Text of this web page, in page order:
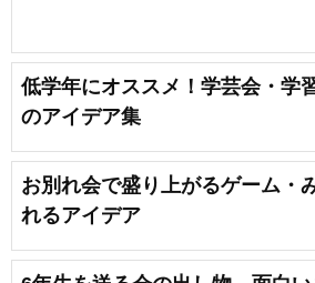
低学年にオススメ！学芸会・学
のアイデア集
お別れ会で盛り上がるゲーム・
れるアイデア